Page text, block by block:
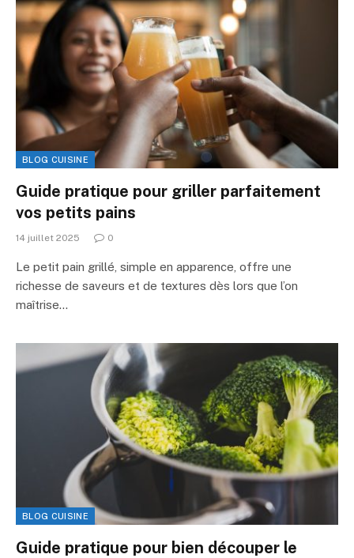
BLOG CUISINE
Guide pratique pour griller parfaitement
vos petits pains
14 juillet 2025 0
Le petit pain grillé, simple en apparence, offre une
richesse de saveurs et de textures dès lors que l’on
maîtrise…
BLOG CUISINE
Guide pratique pour bien découper le